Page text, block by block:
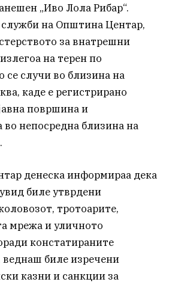
„Иво Лола Рибар“.
на Општина Центар,
за внатрешни
на терен по
случи во близина на
каде е регистрирано
површина и
во непосредна близина на
денеска информираа дека
биле утврдени
тротоарите,
мрежа и уличното
констатираните
биле изречени
казни и санкции за